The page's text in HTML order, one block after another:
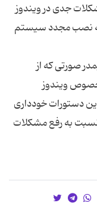
جدی در ویندوز
به نصب مجدد سیستم
صورتی که از
خصوص ویندوز
این دستورات خودداری
به رفع مشکلات